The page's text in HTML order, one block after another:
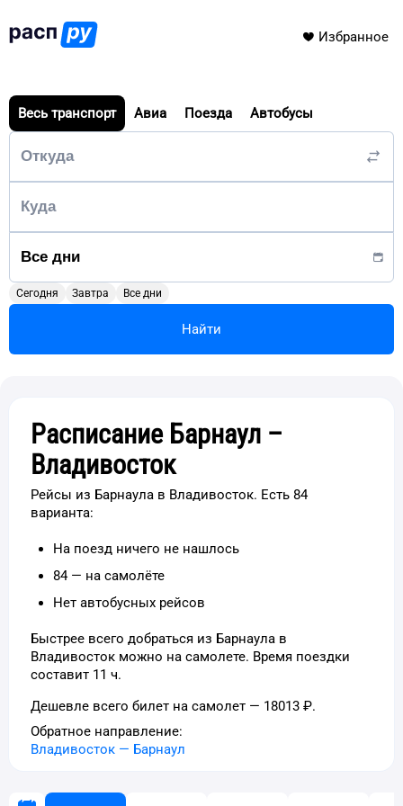
Избранное
Весь транспорт Авиа Поезда Автобусы
Сегодня Завтра Все дни
Найти
Расписание Барнаул –
Владивосток
Рейсы из Барнаула в Владивосток. Есть 84
варианта:
На поезд ничего не нашлось
84 — на самолёте
Нет автобусных рейсов
Быстрее всего добраться из Барнаула в
Владивосток можно на самолете. Время поездки
составит 11 ч.
Дешевле всего билет на самолет — 18013 ₽.
Обратное направление:
Владивосток — Барнаул